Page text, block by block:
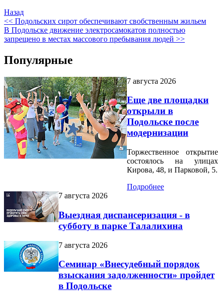
Назад
<< Подольских сирот обеспечивают свобственным жильем
В Подольске движение электросамокатов полностью
запрещено в местах массового пребывания людей >>
Популярные
7 августа 2026
Еще две площадки
открыли в
Подольске после
модернизации
Торжественное открытие
состоялось на улицах
Кирова, 48, и Парковой, 5.
Подробнее
7 августа 2026
Выездная диспансеризация - в
субботу в парке Талалихина
7 августа 2026
Семинар «Внесудебный порядок
взыскания задолженности» пройдет
в Подольске